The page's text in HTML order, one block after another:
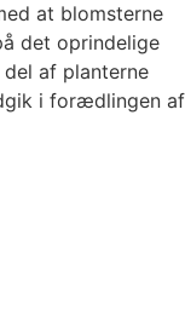
at blomsterne
det oprindelige
af planterne
i forædlingen af